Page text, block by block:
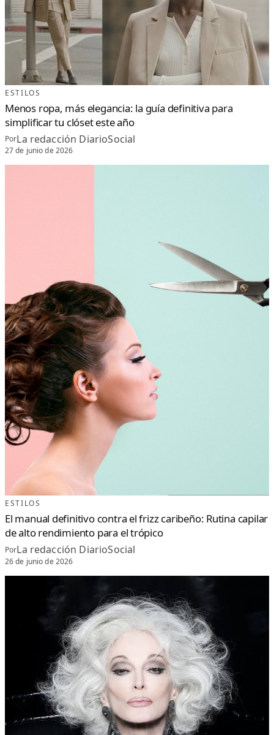
ESTILOS
Menos ropa, más elegancia: la guía definitiva para
simplificar tu clóset este año
PorLa redacción DiarioSocial
27 de junio de 2026
ESTILOS
El manual definitivo contra el frizz caribeño: Rutina capilar
de alto rendimiento para el trópico
PorLa redacción DiarioSocial
26 de junio de 2026